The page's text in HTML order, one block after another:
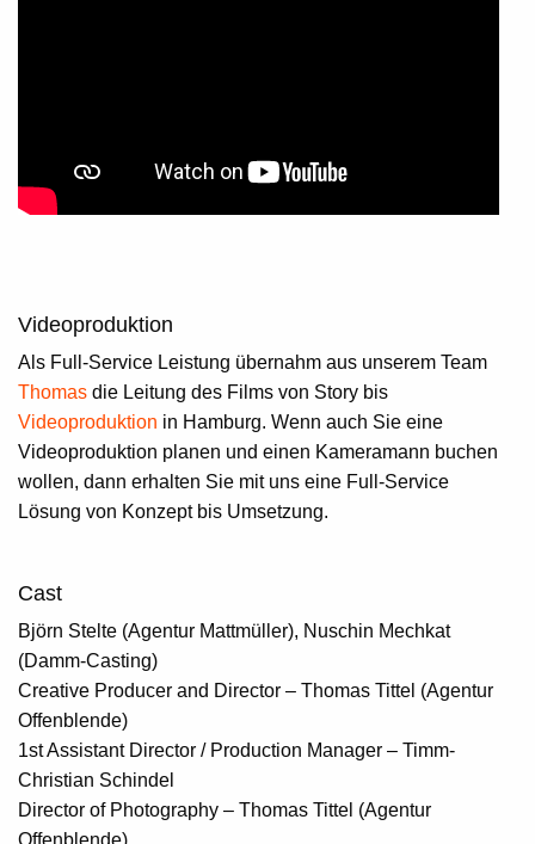
Videoproduktion
Als Full-Service Leistung übernahm aus unserem Team
Thomas die Leitung des Films von Story bis
Videoproduktion in Hamburg. Wenn auch Sie eine
Videoproduktion planen und einen Kameramann buchen
wollen, dann erhalten Sie mit uns eine Full-Service
Lösung von Konzept bis Umsetzung.
Cast
Björn Stelte (Agentur Mattmüller), Nuschin Mechkat
(Damm-Casting)
Creative Producer and Director – Thomas Tittel (Agentur
Offenblende)
1st Assistant Director / Production Manager – Timm-
Christian Schindel
Director of Photography – Thomas Tittel (Agentur
Offenblende)